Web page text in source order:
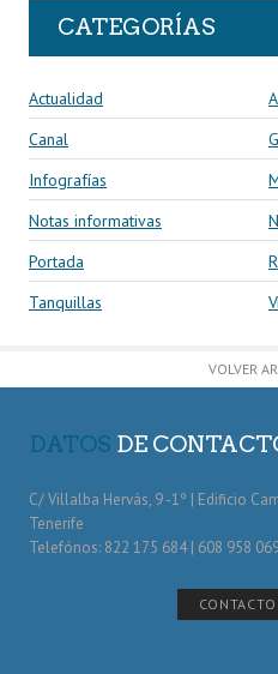
CATEGORÍAS
Actualidad
Canal
Infografías
Notas informativas
Portada
Tanquillas
VOLVER
DATOS DE
C/ Villalba Hervás, 9 -1º | Edificio
Tenerife
Telefónos: 822 175 684 | 608 958